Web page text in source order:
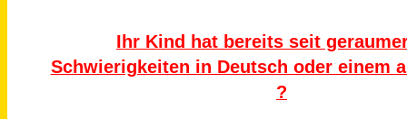
Ihr Kind hat bereits seit
Schwierigkeiten in Deutsch oder einem
?